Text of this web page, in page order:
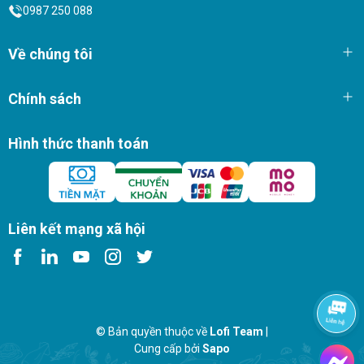
0987 250 088
Về chúng tôi
Chính sách
Hình thức thanh toán
Liên kết mạng xã hội
© Bản quyền thuộc về Lofi Team
Cung cấp bởi Sapo